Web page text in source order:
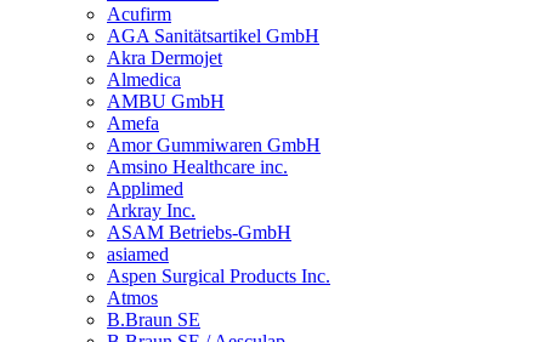
Acufirm
AGA Sanitätsartikel GmbH
Akra Dermojet
Almedica
AMBU GmbH
Amefa
Amor Gummiwaren GmbH
Amsino Healthcare inc.
Applimed
Arkray Inc.
ASAM Betriebs-GmbH
asiamed
Aspen Surgical Products Inc.
Atmos
B.Braun SE